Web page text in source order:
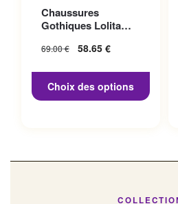
Chaussures
Gothiques Lolita
69.00€
Le prix initial
58.65 €
58.65 €.
Choix des options
variations. Les options
peuvent être choisies sur la
page du produit